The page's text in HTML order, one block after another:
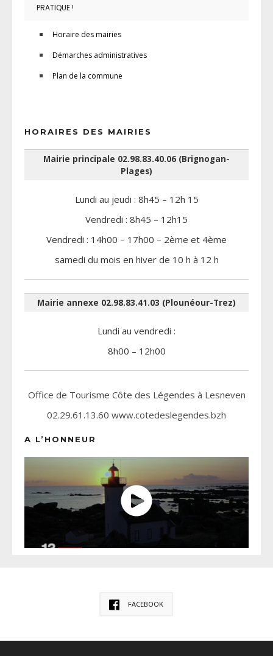
PRATIQUE !
Horaire des mairies
Démarches administratives
Plan de la commune
HORAIRES DES MAIRIES
Mairie principale 02.98.83.40.06 (Brignogan-
Plages)
Lundi au jeudi : 8h45 – 12h 15
Vendredi : 8h45 – 12h15
Vendredi : 14h00 – 17h00 – 2ème et 4ème
samedi du mois en hiver de 10 h à 12 h
Mairie annexe 02.98.83.41.03 (Plounéour-Trez)
Lundi au vendredi :
8h00 – 12h00
Office de Tourisme Côte des Légendes à Lesneven
02.29.61.13.60 www.cotedeslegendes.bzh
A L’HONNEUR
FACEBOOK